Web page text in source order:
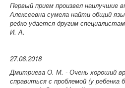
Первый прием произвел наилучшие
Алексеевна сумела найти общий
редко удается другим
И. А.
27.06.2018
Дмитриева О. М. - Очень хороший
справиться с проблемой (у ребенка